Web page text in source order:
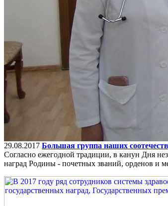
29.08.2017 Большая группа наших
Согласно ежегодной традиции, в канун Дня
наград Родины - почетных званий, орденов и